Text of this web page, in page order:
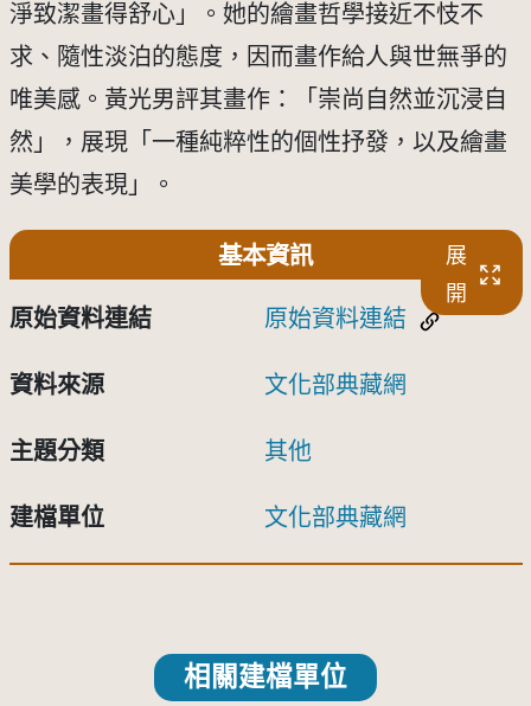
淨致潔畫得舒心」。她的繪畫哲學接近不忮不
求、隨性淡泊的態度，因而畫作給人與世無爭的
唯美感。黃光男評其畫作：「崇尚自然並沉浸自
然」，展現「一種純粹性的個性抒發，以及繪畫
美學的表現」。
基本資訊
展
開
原始資料連結 原始資料連結
資料來源 文化部典藏網
主題分類 其他
建檔單位 文化部典藏網
相關建檔單位